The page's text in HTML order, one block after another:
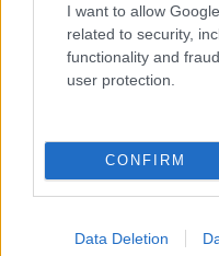
I want to allow
related to security,
functionality and
user protection.
CONFIRM
Data Deletion
Αντετοκούνμπο, ο
κοινό και
αθλητής στις ΗΠΑ